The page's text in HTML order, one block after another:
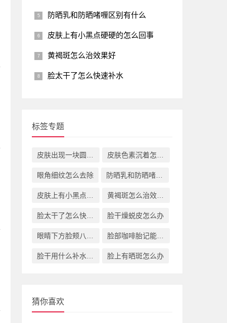
防晒乳和防晒啫喱区别有什么
皮肤上有小黑点硬硬的怎么回事
黄褐斑怎么治效果好
脸太干了怎么快速补水
标签专题
皮肤出现一块圆形红斑怎么办 皮肤色素沉着怎么办
眼角细纹怎么去除 防晒乳和防晒啫喱区别有什么
皮肤上有小黑点硬硬的怎么回事 黄褐斑怎么治效果好
脸太干了怎么快速补水 脸干燥蜕皮怎么办
眼睛下方脸颊八字皱纹怎么办 脸部咖啡胎记能去除么
脸干用什么补水最好 脸上有晒斑怎么办
猜你喜欢